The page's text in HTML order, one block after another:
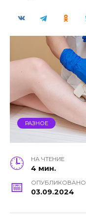
РАЗНОЕ
НА ЧТЕНИЕ
4 мин.
ОПУБЛИКОВАНО
03.09.2024